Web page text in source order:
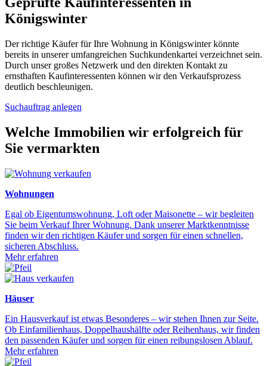
Königswinter
Der richtige Käufer für Ihre Wohnung in Königswinter könnte
bereits in unserer umfangreichen Suchkundenkartei verzeichnet sein.
Durch unser großes Netzwerk und den direkten Kontakt zu
ernsthaften Kaufinteressenten können wir den Verkaufsprozess
deutlich beschleunigen.
Suchauftrag anlegen
Welche Immobilien wir erfolgreich für
Sie vermarkten
Wohnungen
Egal ob Eigentumswohnung, Loft oder Maisonette – wir begleiten
Sie beim Verkauf Ihrer Wohnung. Dank unserer Marktkenntnisse
finden wir den richtigen Käufer und sorgen für einen schnellen,
sicheren Abschluss.
Mehr erfahren
Häuser
Ein Hausverkauf ist etwas Besonderes – wir stehen Ihnen zur Seite.
Ob Einfamilienhaus, Doppelhaushälfte oder Reihenhaus, wir finden
den passenden Käufer und sorgen für einen reibungslosen Ablauf.
Mehr erfahren